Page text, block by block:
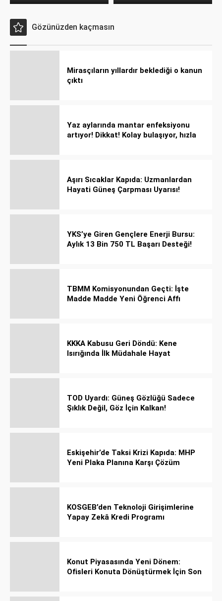
Gözünüzden kaçmasın
Mirasçıların yıllardır beklediği o kanun
çıktı
Yaz aylarında mantar enfeksiyonu
artıyor! Dikkat! Kolay bulaşıyor, hızla
Aşırı Sıcaklar Kapıda: Uzmanlardan
Hayati Güneş Çarpması Uyarısı!
YKS’ye Giren Gençlere Enerji Bursu:
Aylık 13 Bin 750 TL Başarı Desteği!
TBMM Komisyonundan Geçti: İşte
Madde Madde Yeni Öğrenci Affı
KKKA Kabusu Geri Döndü: Kene
Isırığında İlk Müdahale Hayat
TOD Uyardı: Güneş Gözlüğü Sadece
Şıklık Değil, Göz İçin Kalkan!
Eskişehir’de Taksi Krizi Kapıda: MHP
Yeni Plaka Planına Karşı Çözüm
KOSGEB’den Teknoloji Girişimlerine
Yapay Zekâ Kredi Programı
Konut Piyasasında Yeni Dönem:
Ofisleri Konuta Dönüştürmek İçin Son